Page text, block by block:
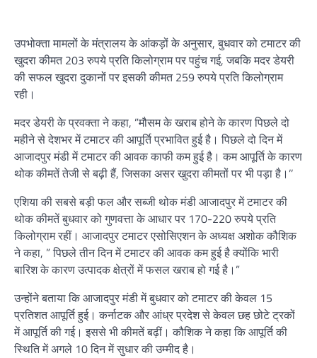
उपभोक्ता मामलों के मंत्रालय के आंकड़ों के अनुसार, बुधवार को टमाटर की
खुदरा कीमत 203 रुपये प्रति किलोग्राम पर पहुंच गई, जबकि मदर डेयरी
की सफल खुदरा दुकानों पर इसकी कीमत 259 रुपये प्रति किलोग्राम
रही।
मदर डेयरी के प्रवक्ता ने कहा, ”मौसम के खराब होने के कारण पिछले दो
महीने से देशभर में टमाटर की आपूर्ति प्रभावित हुई है। पिछले दो दिन में
आजादपुर मंडी में टमाटर की आवक काफी कम हुई है। कम आपूर्ति के कारण
थोक कीमतें तेजी से बढ़ी हैं, जिसका असर खुदरा कीमतों पर भी पड़ा है।’’
एशिया की सबसे बड़ी फल और सब्जी थोक मंडी आजादपुर में टमाटर की
थोक कीमतें बुधवार को गुणवत्ता के आधार पर 170-220 रुपये प्रति
किलोग्राम रहीं। आजादपुर टमाटर एसोसिएशन के अध्यक्ष अशोक कौशिक
ने कहा, ” पिछले तीन दिन में टमाटर की आवक कम हुई है क्योंकि भारी
बारिश के कारण उत्पादक क्षेत्रों में फसल खराब हो गई है।”
उन्होंने बताया कि आजादपुर मंडी में बुधवार को टमाटर की केवल 15
प्रतिशत आपूर्ति हुई। कर्नाटक और आंध्र प्रदेश से केवल छह छोटे ट्रकों
में आपूर्ति की गई। इससे भी कीमतें बढ़ीं। कौशिक ने कहा कि आपूर्ति की
स्थिति में अगले 10 दिन में सुधार की उम्मीद है।